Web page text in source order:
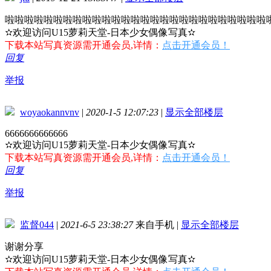
啦啦啦啦啦啦啦啦啦啦啦啦啦啦啦啦啦啦啦啦啦啦啦啦啦啦
✫欢迎访问U15萝莉天堂-日本少女偶像写真✫
下载本站写真资源需开通会员,详情： 点击开通会员！
回复
举报
woyaokannvnv | 2020-1-5 12:07:23 | 显示全部楼层
6666666666666
✫欢迎访问U15萝莉天堂-日本少女偶像写真✫
下载本站写真资源需开通会员,详情： 点击开通会员！
回复
举报
监督044 | 2021-6-5 23:38:27 来自手机 | 显示全部楼层
谢谢分享
✫欢迎访问U15萝莉天堂-日本少女偶像写真✫